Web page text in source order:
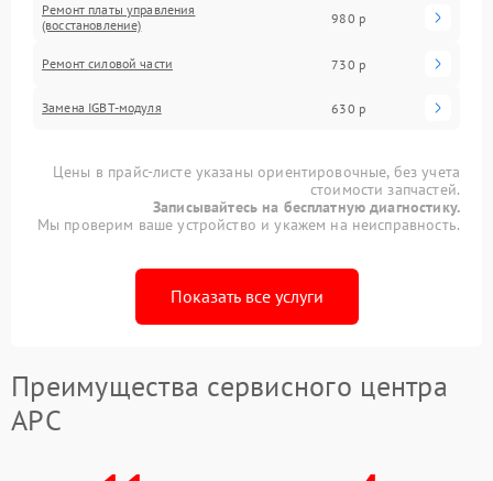
Ремонт платы управления
(восстановление)
980 р
Ремонт силовой части 730 р
Замена IGBT-модуля 630 р
Цены в прайс-листе указаны ориентировочные, без учета
стоимости запчастей.
Записывайтесь на бесплатную диагностику.
Мы проверим ваше устройство и укажем на неисправность.
Показать все услуги
Преимущества сервисного центра
APC